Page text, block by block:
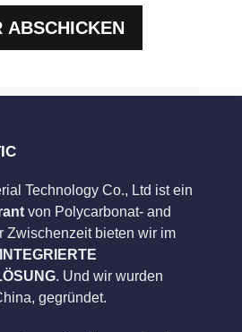
Technology Co., Ltd ist ein
von Polycarbonat- and
Zwischenzeit bieten wir im
INTEGRIERTE
. Und wir wurden
gegründet.